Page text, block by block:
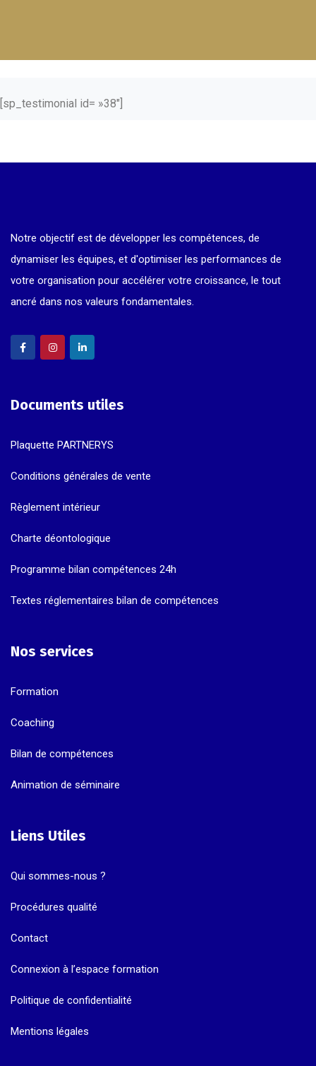
[sp_testimonial id= »38″]
Notre objectif est de développer les compétences, de
dynamiser les équipes, et d'optimiser les performances de
votre organisation pour accélérer votre croissance, le tout
ancré dans nos valeurs fondamentales.
Documents utiles
Plaquette PARTNERYS
Conditions générales de vente
Règlement intérieur
Charte déontologique
Programme bilan compétences 24h
Textes réglementaires bilan de compétences
Nos services
Formation
Coaching
Bilan de compétences
Animation de séminaire
Liens Utiles
Qui sommes-nous ?
Procédures qualité
Contact
Connexion à l’espace formation
Politique de confidentialité
Mentions légales